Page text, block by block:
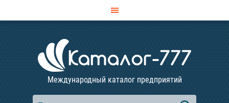
Международный каталог предприятий